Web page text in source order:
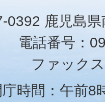
0392 鹿児島
電話番号：
ファック
庁時間：午前8